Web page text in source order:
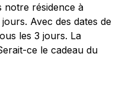
notre résidence à
Avec des dates de
les 3 jours. La
ce le cadeau du